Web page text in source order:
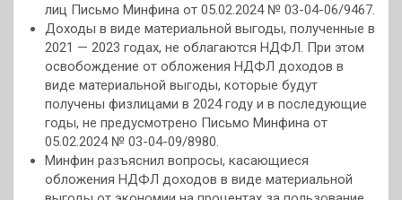
лиц Письмо Минфина от 05.02.2024 № 03-04-06/9467.
Доходы в виде материальной выгоды, полученные в
2021 — 2023 годах, не облагаются НДФЛ. При этом
освобождение от обложения НДФЛ доходов в
виде материальной выгоды, которые будут
получены физлицами в 2024 году и в последующие
годы, не предусмотрено Письмо Минфина от
05.02.2024 № 03-04-09/8980.
Минфин разъяснил вопросы, касающиеся
обложения НДФЛ доходов в виде материальной